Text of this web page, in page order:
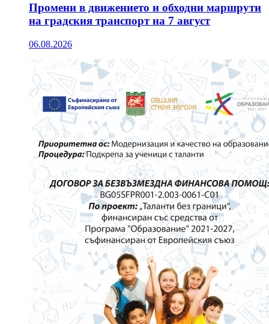
Промени в движението и обходни маршрути
на градския транспорт на 7 август
06.08.2026